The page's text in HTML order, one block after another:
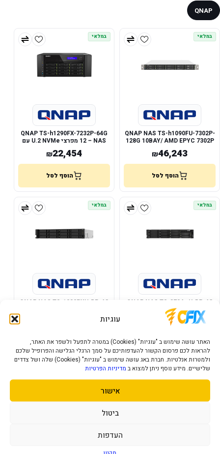
עוגיות
האתר עושה שימוש ב "עוגיות" (Cookies) במטרה לתפעל ולשפר את האתר,
להראות לכם פרסום הקשור להעדפותיכם על סמך הרגלי הגלישה והפרופיל שלכם
ולמטרות אנלטיות. חברת באג עושה שימוש ב "עוגיות" (Cookies) שלה ושל צדדים
שלישיים. מידע נוסף ניתן למצוא ב מדיניות הפרטיות
אישור
ביטול
העדפות
QNAP
במלאי
QNAP NAS TS-h1090FU-7302P-
128G 10BAY/ AMD EPYC 7302P
16-core 3.3GHz/128GB RAM
₪46,243
הוסף לסל
במלאי
QNAP TS-h1290FX-7232P-64G
– NAS ‏12 מפרצי U.2 NVMe עם
25GbE
₪22,454
הוסף לסל
במלאי
QNAP NAS TS-873AeU-RP-4G
8BAY/AMD Ryzen 4-
core2.2GHz/2x2.5GbE/4GB
RAM
11,459
הוסף לסל
במלאי
QNAP NAS TS-1232PXU-RP-4G
הוסף לסל